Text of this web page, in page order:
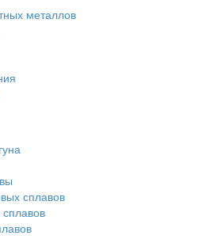
металлов
сплавов